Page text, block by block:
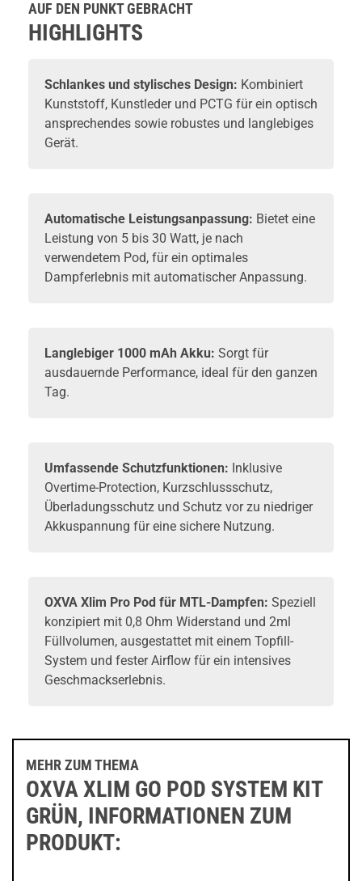
AUF DEN PUNKT GEBRACHT
HIGHLIGHTS
Schlankes und stylisches Design: Kombiniert
Kunststoff, Kunstleder und PCTG für ein optisch
ansprechendes sowie robustes und langlebiges
Gerät.
Automatische Leistungsanpassung: Bietet eine
Leistung von 5 bis 30 Watt, je nach
verwendetem Pod, für ein optimales
Dampferlebnis mit automatischer Anpassung.
Langlebiger 1000 mAh Akku: Sorgt für
ausdauernde Performance, ideal für den ganzen
Tag.
Umfassende Schutzfunktionen: Inklusive
Overtime-Protection, Kurzschlussschutz,
Überladungsschutz und Schutz vor zu niedriger
Akkuspannung für eine sichere Nutzung.
OXVA Xlim Pro Pod für MTL-Dampfen: Speziell
konzipiert mit 0,8 Ohm Widerstand und 2ml
Füllvolumen, ausgestattet mit einem Topfill-
System und fester Airflow für ein intensives
Geschmackserlebnis.
MEHR ZUM THEMA
OXVA XLIM GO POD SYSTEM KIT
GRÜN, INFORMATIONEN ZUM
PRODUKT: